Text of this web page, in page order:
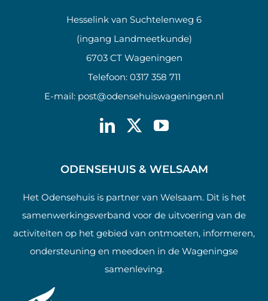
Hesselink van Suchtelenweg 6
(ingang Landmeetkunde)
6703 CT Wageningen
Telefoon: 0317 358 711
E-mail: post@odensehuiswageningen.nl
ODENSEHUIS & WELSAAM
Het Odensehuis is partner van Welsaam. Dit is het
samenwerkingsverband voor de uitvoering van de
activiteiten op het gebied van ontmoeten, informeren,
ondersteuning en meedoen in de Wageningse
samenleving.